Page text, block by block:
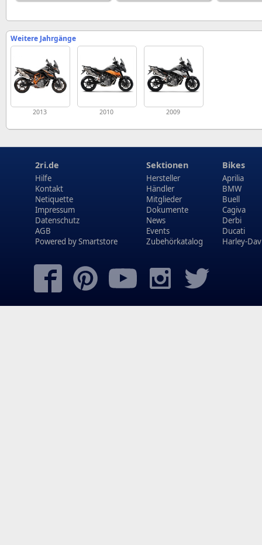
Weitere Jahrgänge
2013 2010 2009
2ri.de
Hilfe
Kontakt
Netiquette
Impressum
Datenschutz
AGB
Powered bySmartstore
Sektionen
Hersteller
Händler
Mitglieder
Dokumente
News
Events
Zubehörkatalog
Bikes
Aprilia
BMW
Buell
Cagiva
Derbi
Ducati
Harley-